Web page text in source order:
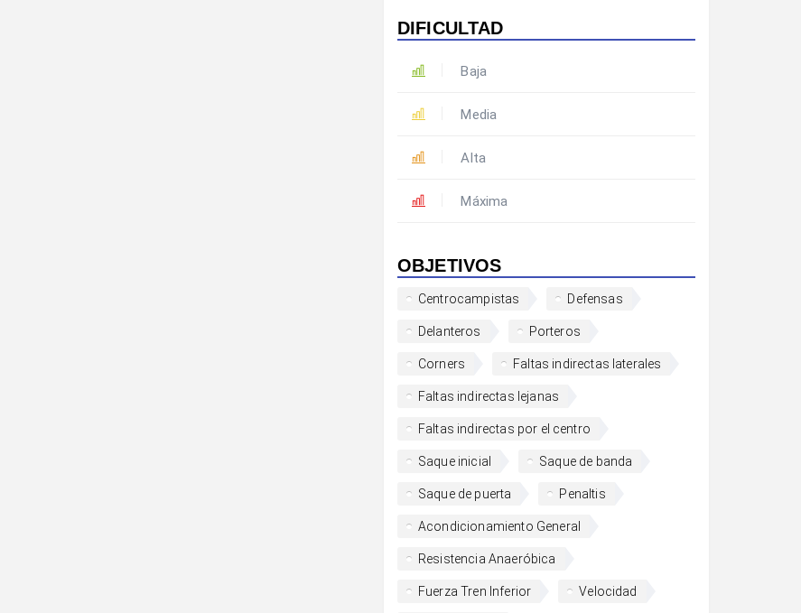
DIFICULTAD
Baja
Media
Alta
Máxima
OBJETIVOS
Centrocampistas Defensas
Delanteros Porteros
Corners Faltas indirectas laterales
Faltas indirectas lejanas
Faltas indirectas por el centro
Saque inicial Saque de banda
Saque de puerta Penaltis
Acondicionamiento General
Resistencia Anaeróbica
Fuerza Tren Inferior Velocidad